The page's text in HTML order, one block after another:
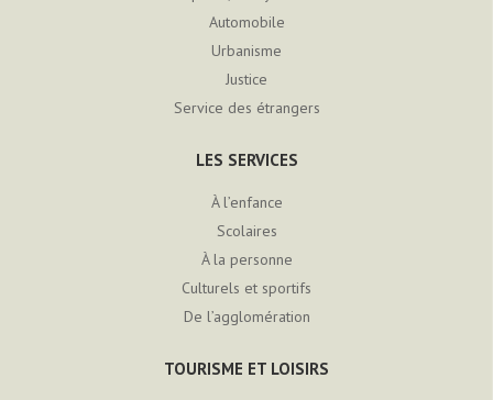
Automobile
Urbanisme
Justice
Service des étrangers
LES SERVICES
À l’enfance
Scolaires
À la personne
Culturels et sportifs
De l’agglomération
TOURISME ET LOISIRS